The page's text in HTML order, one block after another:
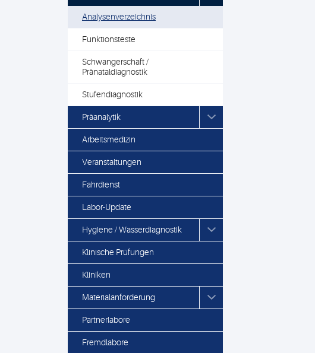
Analysenverzeichnis
Funktionsteste
Schwangerschaft /
Pränataldiagnostik
Stufendiagnostik
Präanalytik
Arbeitsmedizin
Veranstaltungen
Fahrdienst
Labor-Update
Hygiene / Wasserdiagnostik
Klinische Prüfungen
Kliniken
Materialanforderung
Partnerlabore
Fremdlabore